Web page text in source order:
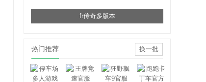
fr传奇多版本
热门推荐 换一批